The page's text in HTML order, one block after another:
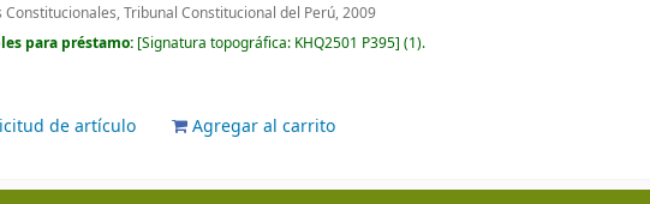
Constitucionales, Tribunal Constitucional del Perú, 2009
para préstamo: Signatura topográfica: KHQ2501 P395 (1).
de artículo Agregar al carrito